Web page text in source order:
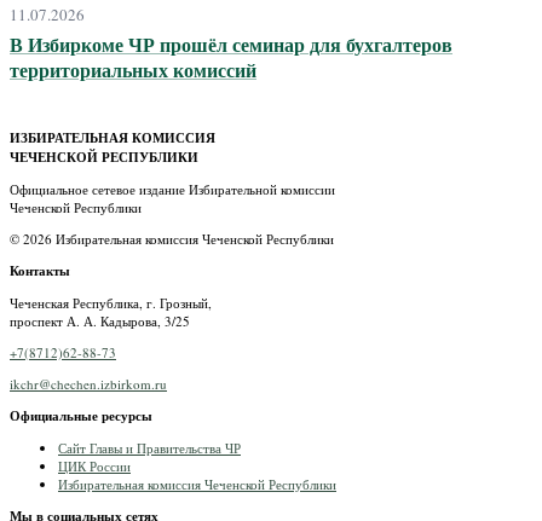
11.07.2026
В Избиркоме ЧР прошёл семинар для бухгалтеров
территориальных комиссий
ИЗБИРАТЕЛЬНАЯ КОМИССИЯ
ЧЕЧЕНСКОЙ РЕСПУБЛИКИ
Официальное сетевое издание Избирательной комиссии
Чеченской Республики
© 2026 Избирательная комиссия Чеченской Республики
Контакты
Чеченская Республика, г. Грозный,
проспект А. А. Кадырова, 3/25
+7(8712)62-88-73
ikchr@chechen.izbirkom.ru
Официальные ресурсы
Сайт Главы и Правительства ЧР
ЦИК России
Избирательная комиссия Чеченской Республики
Мы в социальных сетях